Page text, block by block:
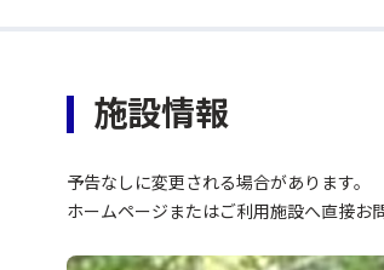
施設情報
予告なしに変更される場合があります。
ホームページまたはご利用施設へ直接お